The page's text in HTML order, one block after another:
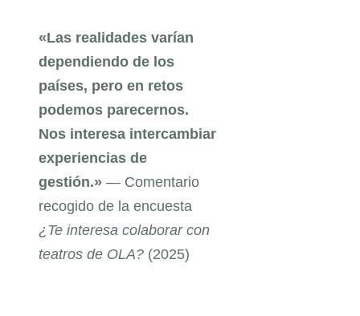
«Las realidades varían
dependiendo de los
países, pero en retos
podemos parecernos.
Nos interesa intercambiar
experiencias de
gestión.» — Comentario
recogido de la encuesta
¿Te interesa colaborar con
teatros de OLA? (2025)